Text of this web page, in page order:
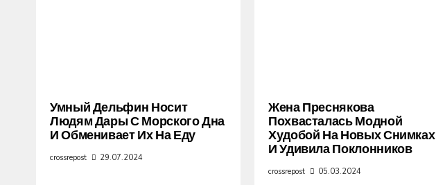
Умный Дельфин Носит
Людям Дары С Морского Дна
И Обменивает Их На Еду
crossrepost 29.07.2024
Жена Преснякова
Похвасталась Модной
Худобой На Новых Снимках
И Удивила Поклонников
crossrepost 05.03.2024